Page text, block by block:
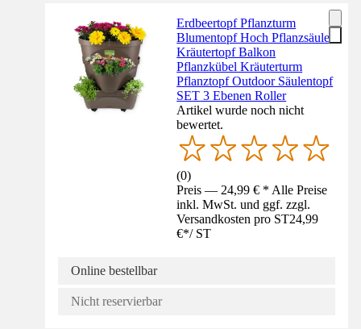
Erdbeertopf Pflanzturm
Blumentopf Hoch Pflanzsäule
Kräutertopf Balkon
Pflanzkübel Kräuterturm
Pflanztopf Outdoor Säulentopf
SET 3 Ebenen Roller
Artikel wurde noch nicht
bewertet.
(0)
Preis — 24,99 € * Alle Preise
inkl. MwSt. und ggf. zzgl.
Versandkosten pro ST24,99
€*/ ST
Online bestellbar
Nicht reservierbar